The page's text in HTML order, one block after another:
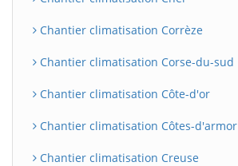
Chantier climatisation Corrèze
Chantier climatisation Corse-du-sud
Chantier climatisation Côte-d'or
Chantier climatisation Côtes-d'armor
Chantier climatisation Creuse